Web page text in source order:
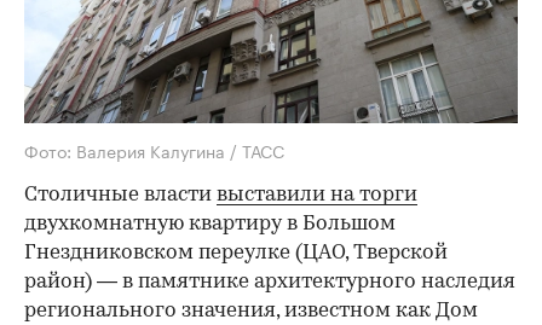
Фото: Валерия Калугина / ТАСС
Столичные власти выставили на торги
двухкомнатную квартиру в Большом
Гнездниковском переулке (ЦАО, Тверской
район) — в памятнике архитектурного наследия
регионального значения, известном как Дом